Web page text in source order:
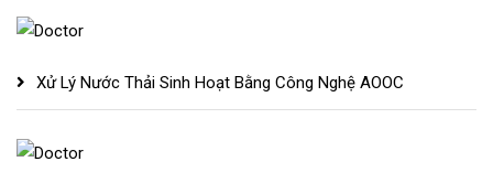
Xử Lý Nước Thải Sinh Hoạt Bằng Công Nghệ AOOC